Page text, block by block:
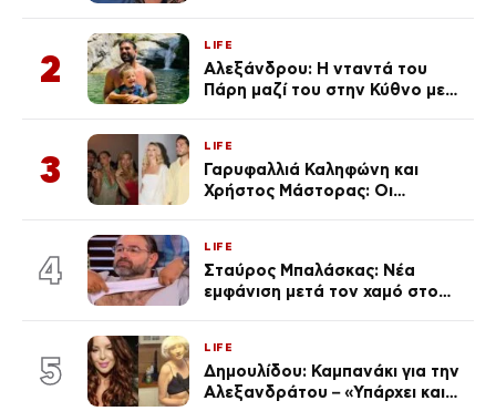
Λένας
2
LIFE
Αλεξάνδρου: Η νταντά του
Πάρη μαζί του στην Κύθνο με
3
LIFE
Γαρυφαλλιά Καληφώνη και
Χρήστος Μάστορας: Οι
απαρατήρητη
4
LIFE
Σταύρος Μπαλάσκας: Νέα
εμφάνιση μετά τον χαμό στο
5
LIFE
Δημουλίδου: Καμπανάκι για την
Αλεξανδράτου – «Υπάρχει και